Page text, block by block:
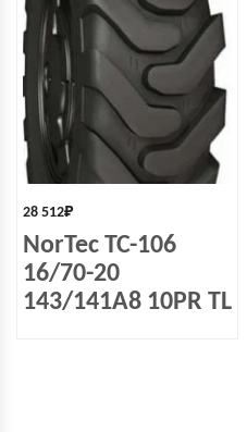
28 512₽
NorTec TC-106
16/70-20
143/141A8 10PR TL